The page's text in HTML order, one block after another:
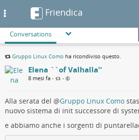
Friendica
Conversations
Gruppo Linux Como ha ricondiviso questo.
Elena ``of Valhalla''
8 mesi fa • •
Alla serata del @Gruppo Linux Como
nuovo sistema di init successore di
e abbiamo anche i sorgenti di